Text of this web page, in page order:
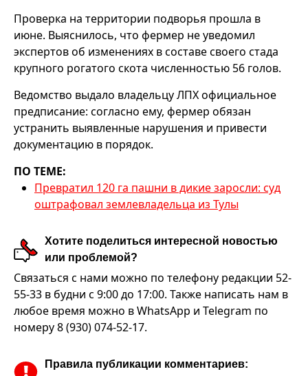
Проверка на территории подворья прошла в
июне. Выяснилось, что фермер не уведомил
экспертов об изменениях в составе своего стада
крупного рогатого скота численностью 56 голов.
Ведомство выдало владельцу ЛПХ официальное
предписание: согласно ему, фермер обязан
устранить выявленные нарушения и привести
документацию в порядок.
ПО ТЕМЕ:
Превратил 120 га пашни в дикие заросли: суд
оштрафовал землевладельца из Тулы
Хотите поделиться интересной новостью
или проблемой?
Связаться с нами можно по телефону редакции 52-
55-33 в будни с 9:00 до 17:00. Также написать нам в
любое время можно в WhatsApp и Telegram по
номеру 8 (930) 074-52-17.
Правила публикации комментариев: